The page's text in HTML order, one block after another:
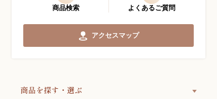
商品検索 よくあるご質問
アクセスマップ
商品を探す・選ぶ